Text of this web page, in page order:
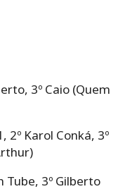
3º Caio (Quem
2º Karol Conká, 3º
Tube, 3º Gilberto